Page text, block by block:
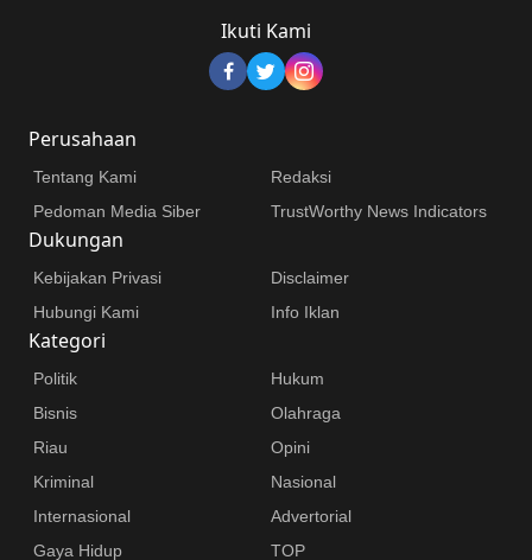
Ikuti Kami
Perusahaan
Tentang Kami
Redaksi
Pedoman Media Siber
TrustWorthy News Indicators
Dukungan
Kebijakan Privasi
Disclaimer
Hubungi Kami
Info Iklan
Kategori
Politik
Hukum
Bisnis
Olahraga
Riau
Opini
Kriminal
Nasional
Internasional
Advertorial
Gaya Hidup
TOP